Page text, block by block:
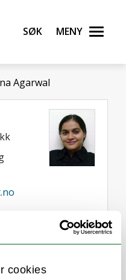
cookies
Søk Meny
Agarwal